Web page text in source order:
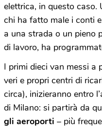
elettrica, in questo caso.
chi ha fatto male i conti
a una strada o un pieno
di lavoro, ha
I primi dieci van messi a
veri e propri centri di
circa), inizieranno entro
di Milano: si partirà da
gli aeroporti – più